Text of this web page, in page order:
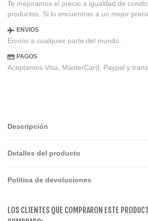
Te mejoramos el precio a igualdad de
productos. Si lo encuentras a un mejor
ENVIOS
Envíos a cualquier parte del mundo.
PAGOS
Aceptamos Visa, MasterCard, Paypal y
Descripción
Detalles del producto
Politica de devoluciones
LOS CLIENTES QUE COMPRARON ESTE